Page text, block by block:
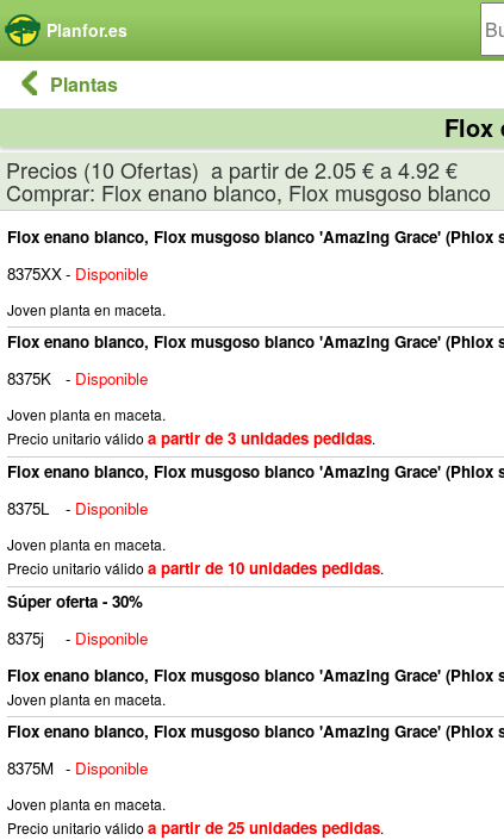
Planfor.es
Plantas
Flox
Precios (10 Ofertas) a partir de 2.05 € a 4.92 €
Comprar: Flox enano blanco, Flox musgoso blanco
Flox enano blanco, Flox musgoso blanco 'Amazing Grace' (Phlox
8375XX- Disponible
Joven planta en maceta.
Flox enano blanco, Flox musgoso blanco 'Amazing Grace' (Phlox
8375K
- Disponible
Joven planta en maceta.
Precio unitario válido a partir de 3 unidades pedidas.
Flox enano blanco, Flox musgoso blanco 'Amazing Grace' (Phlox
8375L
- Disponible
Joven planta en maceta.
Precio unitario válido a partir de 10 unidades pedidas.
Súper oferta - 30%
8375j
- Disponible
Flox enano blanco, Flox musgoso blanco 'Amazing Grace' (Phlox
Joven planta en maceta.
Flox enano blanco, Flox musgoso blanco 'Amazing Grace' (Phlox
8375M - Disponible
Joven planta en maceta.
Precio unitario válido a partir de 25 unidades pedidas.
Panel de gestión de cookies